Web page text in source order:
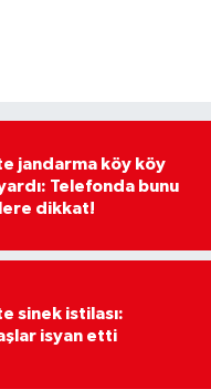
jandarma köy köy
Telefonda bunu
dikkat!
sinek istilası:
isyan etti